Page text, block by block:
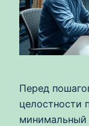
Перед
целостности
минимальный